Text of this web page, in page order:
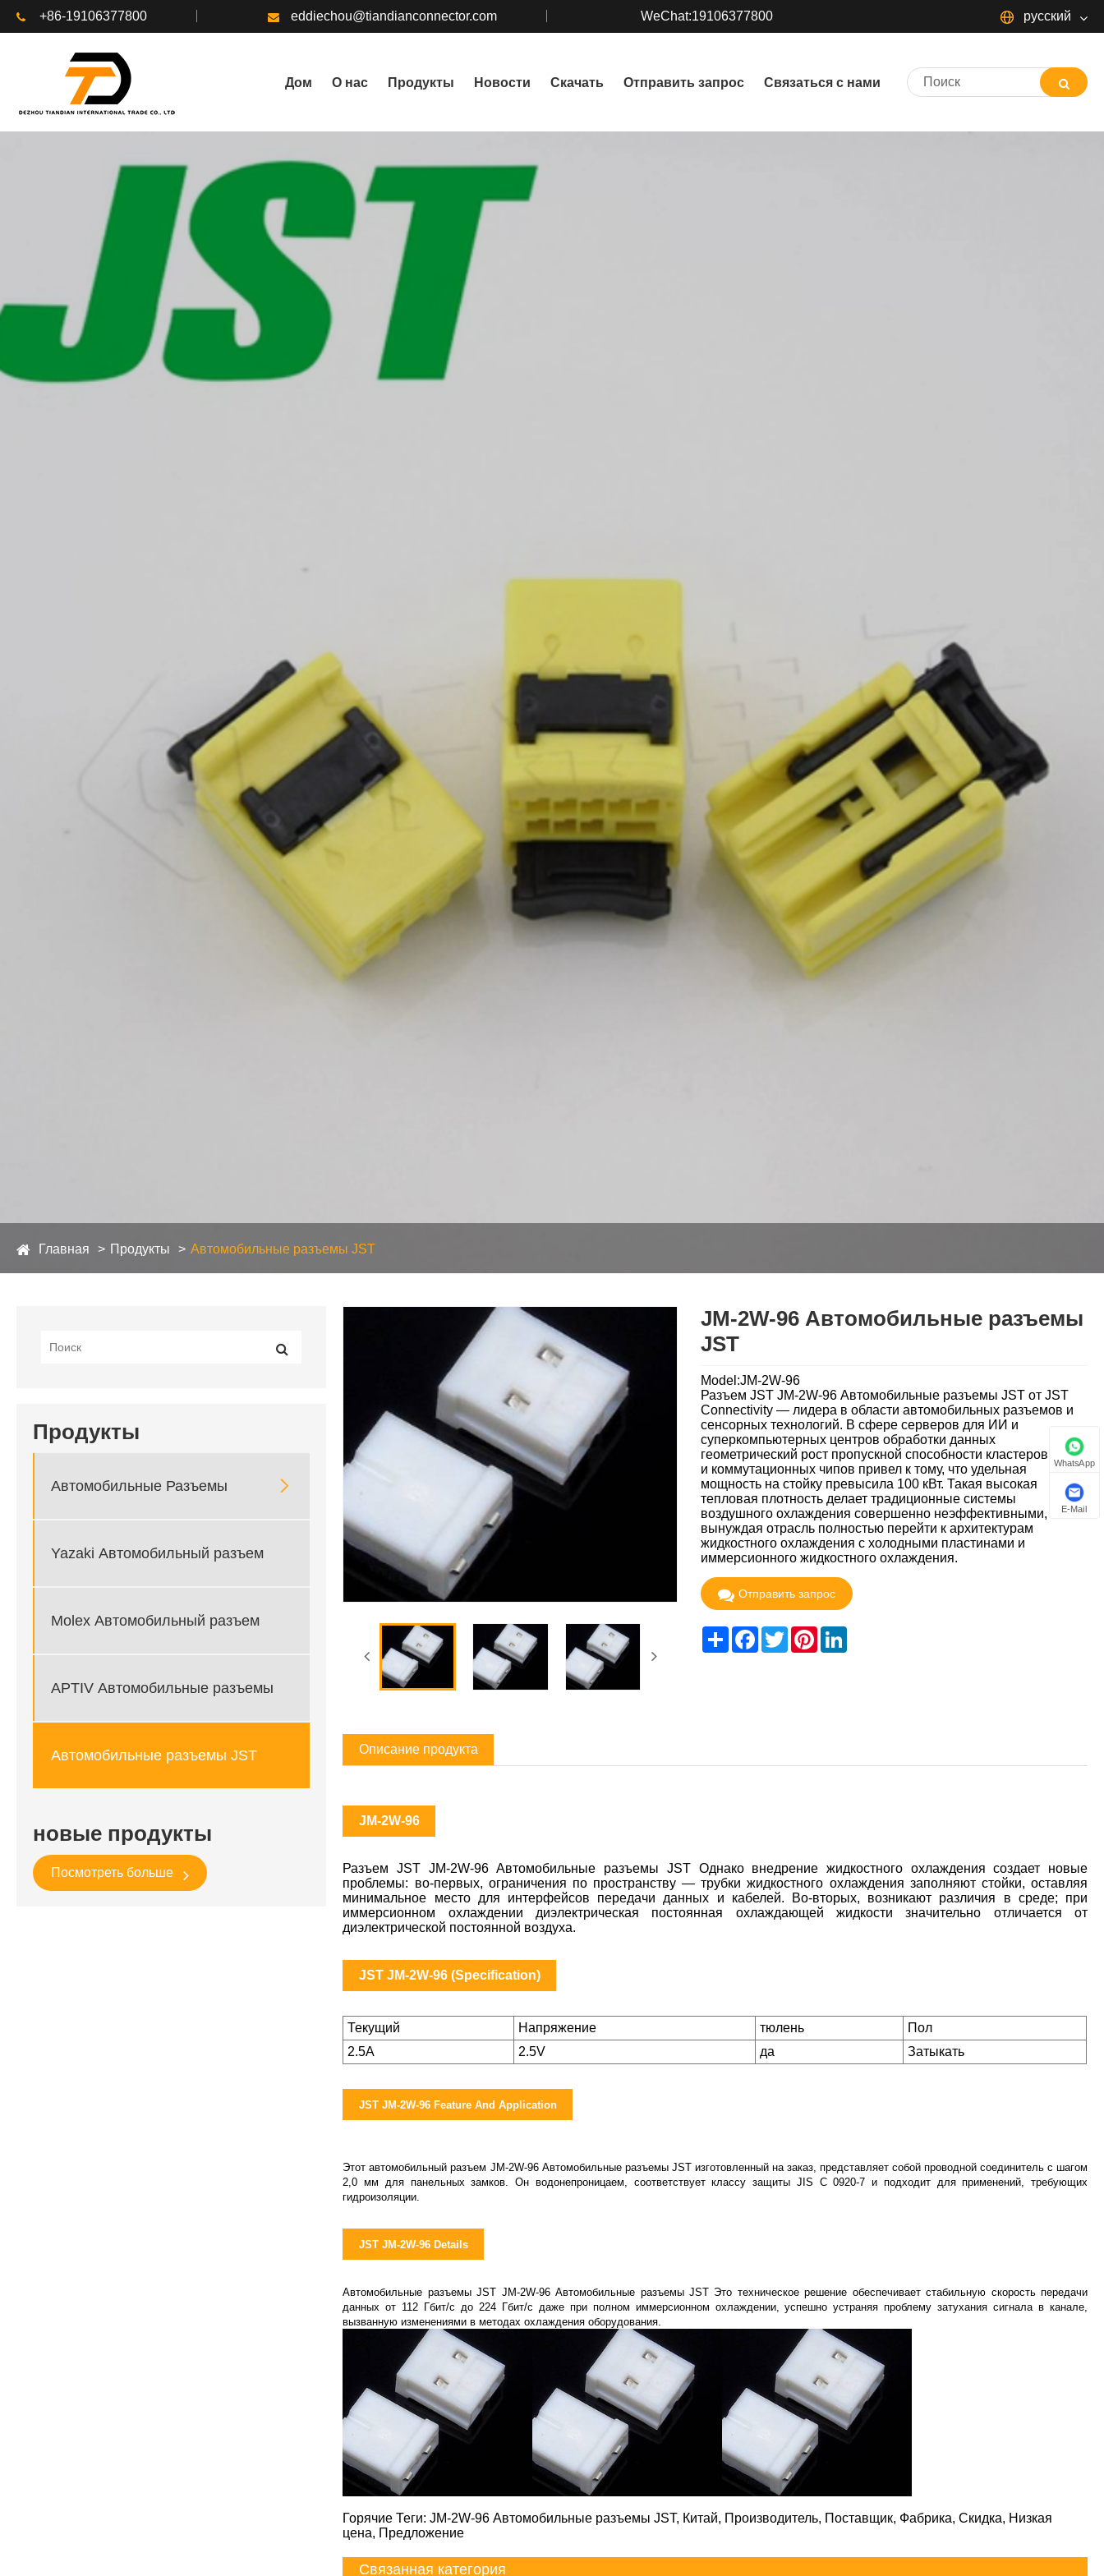
+86-19106377800 eddiechou@tiandianconnector.com WeChat:19106377800 русский
Дом О нас Продукты Новости Скачать Отправить запрос Связаться с нами
Главная Продукты Автомобильные разъемы JST
Продукты
Автомобильные Разъемы 
Yazaki Автомобильный разъем
Molex Автомобильный разъем
APTIV Автомобильные разъемы
Автомобильные разъемы JST
новые продукты
Посмотреть больше
JM-2W-96 Автомобильные разъемы
JST
Model:JM-2W-96
Разъем JST JM-2W-96 Автомобильные разъемы JST от JST
Connectivity — лидера в области автомобильных разъемов и
сенсорных технологий. В сфере серверов для ИИ и
суперкомпьютерных центров обработки данных
геометрический рост пропускной способности кластеров GPU
и коммутационных чипов привел к тому, что удельная
мощность на стойку превысила 100 кВт. Такая высокая
тепловая плотность делает традиционные системы
воздушного охлаждения совершенно неэффективными,
вынуждая отрасль полностью перейти к архитектурам
жидкостного охлаждения с холодными пластинами и
иммерсионного жидкостного охлаждения.
Отправить запрос
ShareFacebook
TwitterPinterestLinkedIn
Описание продукта
JM-2W-96
Разъем JST JM-2W-96 Автомобильные разъемы JST Однако внедрение жидкостного охлаждения создает новые
проблемы: во-первых, ограничения по пространству — трубки жидкостного охлаждения заполняют стойки, оставляя
минимальное место для интерфейсов передачи данных и кабелей. Во-вторых, возникают различия в среде; при
иммерсионном охлаждении диэлектрическая постоянная охлаждающей жидкости значительно отличается от
диэлектрической постоянной воздуха.
JST JM-2W-96 (Specification)
Текущий Напряжение тюлень
Пол
2.5A
2.5V да Затыкать
JST JM-2W-96 Feature And Application
Этот автомобильный разъем JM-2W-96 Автомобильные разъемы JST изготовленный на заказ, представляет собой проводной соединитель с шагом
2,0 мм для панельных замков. Он водонепроницаем, соответствует классу защиты JIS C 0920-7 и подходит для применений, требующих
гидроизоляции.
JST JM-2W-96 Details
Автомобильные разъемы JST JM-2W-96 Автомобильные разъемы JST Это техническое решение обеспечивает стабильную скорость передачи
данных от 112 Гбит/с до 224 Гбит/с даже при полном иммерсионном охлаждении, успешно устраняя проблему затухания сигнала в канале,
вызванную изменениями в методах охлаждения оборудования.
Горячие Теги: JM-2W-96 Автомобильные разъемы JST, Китай, Производитель, Поставщик, Фабрика, Скидка, Низкая
цена, Предложение
Связанная категория
WhatsApp
E-Mail